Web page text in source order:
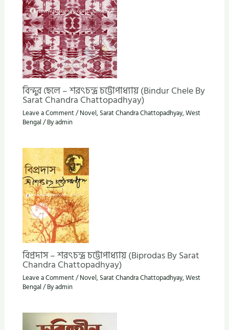
বিন্দুর ছেলে – শরৎচন্দ্র চট্টোপাধ্যায় (Bindur Chele By
Sarat Chandra Chattopadhyay)
Leave a Comment/Novel, Sarat Chandra Chattopadhyay,West
Bengal / Byadmin
বিপ্রদাস – শরৎচন্দ্র চট্টোপাধ্যায় (Biprodas By Sarat
Chandra Chattopadhyay)
Leave a Comment/Novel, Sarat Chandra Chattopadhyay,West
Bengal / Byadmin